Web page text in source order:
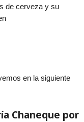
de cerveza y su
en la siguiente
Chaneque por